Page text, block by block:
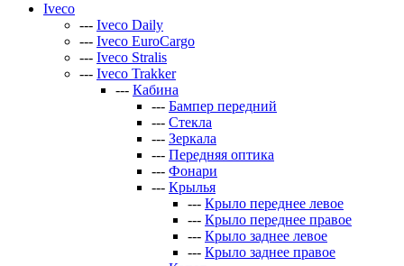
Iveco
--- Iveco Daily
--- Iveco EuroCargo
--- Iveco Stralis
--- Iveco Trakker
--- Кабина
--- Бампер передний
--- Стекла
--- Зеркала
--- Передняя оптика
--- Фонари
--- Крылья
--- Крыло переднее левое
--- Крыло переднее правое
--- Крыло заднее левое
--- Крыло заднее правое